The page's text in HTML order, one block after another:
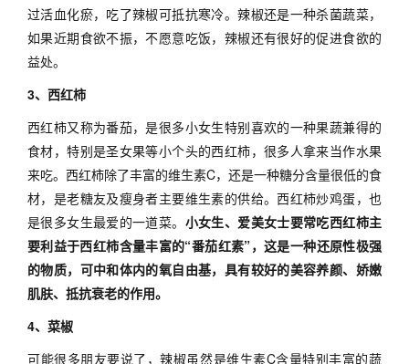
过活血化瘀，吃了辣椒可抵抗寒冷。辣椒还是一种杀菌蔬菜，
如果近期食欲不振，不愿意吃饭，辣椒还有很好的促进食欲的
益处。
3、西红柿
西红柿又称为番茄，是很多小女生特别喜欢的一种果蔬兼得的
食材，特别是圣女果等小个头的西红柿，很多人拿来当作水果
来吃。西红柿除了丰富的维生素C，还是一种糖分含量很低的食
材，是老糖友及瘦身者主要维生素的供给。西红柿炒鸡蛋，也
是很多女生最爱的一道菜。 小女生、爱美女士要常吃西红柿主
要利益于西红柿含量丰富的“番茄红素”，这是一种还原性极强
的物质，可中和体内的氧自由基，具有较好的美容养颜、娇嫩
肌肤、抵抗衰老的作用。
4、菜椒
可能很多朋友要说了，辣椒虽然是维生素C含量特别丰富的蔬